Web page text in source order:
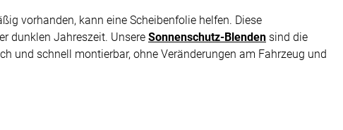
vorhanden, kann eine Scheibenfolie helfen. Diese
dunklen Jahreszeit. Unsere Sonnenschutz-Blenden sind die
und schnell montierbar, ohne Veränderungen am Fahrzeug und